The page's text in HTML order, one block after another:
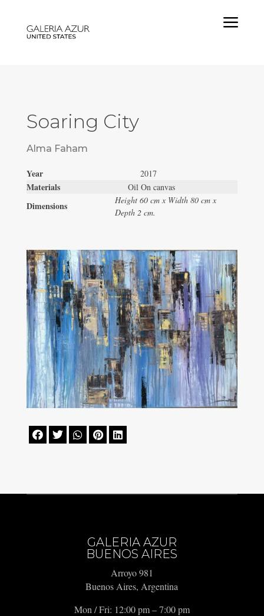
a
Soaring City
Alma Faham
Year 2017
Materials Oil On canvas
Dimensions
Height 60 cm x Width 80 cm x
Depth 2 cm.
    
GALERIA AZUR
BUENOS AIRES
Arroyo 981
Buenos Aires, Argentina
Mon / Fri: 12:00 pm – 7:00 pm